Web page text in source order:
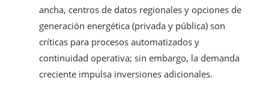
ancha, centros de datos regionales y opciones de
generación energética (privada y pública) son
críticas para procesos automatizados y
continuidad operativa; sin embargo, la demanda
creciente impulsa inversiones adicionales.